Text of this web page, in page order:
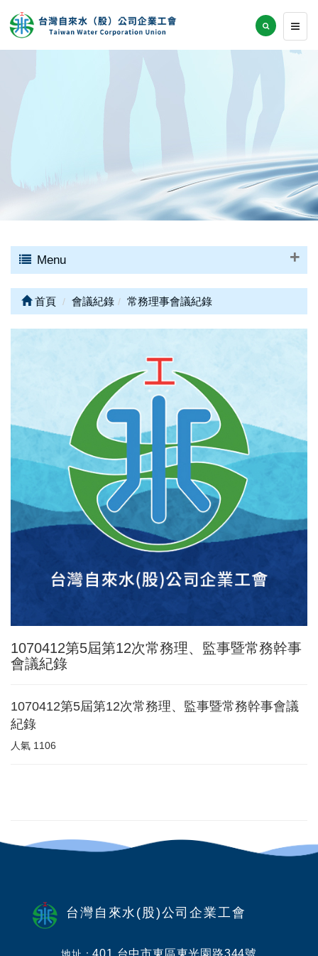
Menu
首頁 會議紀錄 常務理事會議紀錄
1070412第5屆第12次常務理、監事暨常務幹事
會議紀錄
1070412第5屆第12次常務理、監事暨常務幹事會議
紀錄
人氣 1106
台灣自來水(股)公司企業工會
地址：401 台中市東區東光園路344號